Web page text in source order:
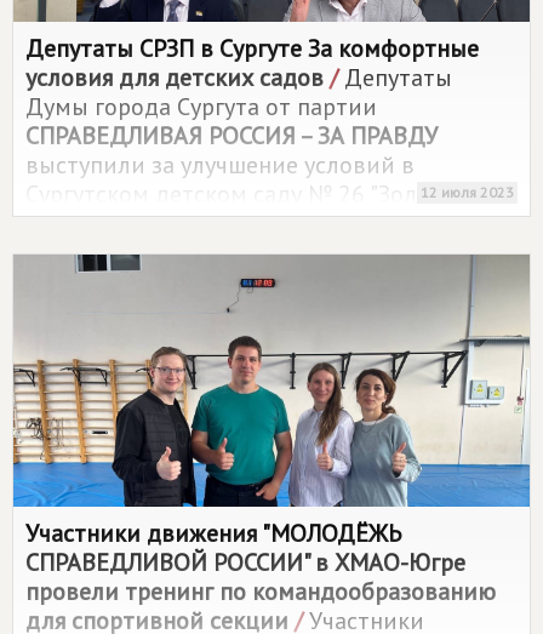
Депутаты СРЗП в Сургуте За комфортные
условия для детских садов/Депутаты
Думы города Сургута от партии
СПРАВЕДЛИВАЯ РОССИЯ – ЗА ПРАВДУ
выступили за улучшение условий в
Сургутском детском саду № 26 "Золотая
рыбка" – установку автоматических ворот и
приобретение "обувниц" для малышей.
12 июля 2023
Участники движения "МОЛОДЁЖЬ
СПРАВЕДЛИВОЙ РОССИИ" в ХМАО-Югре
провели тренинг по командообразованию
для спортивной секции /Участники